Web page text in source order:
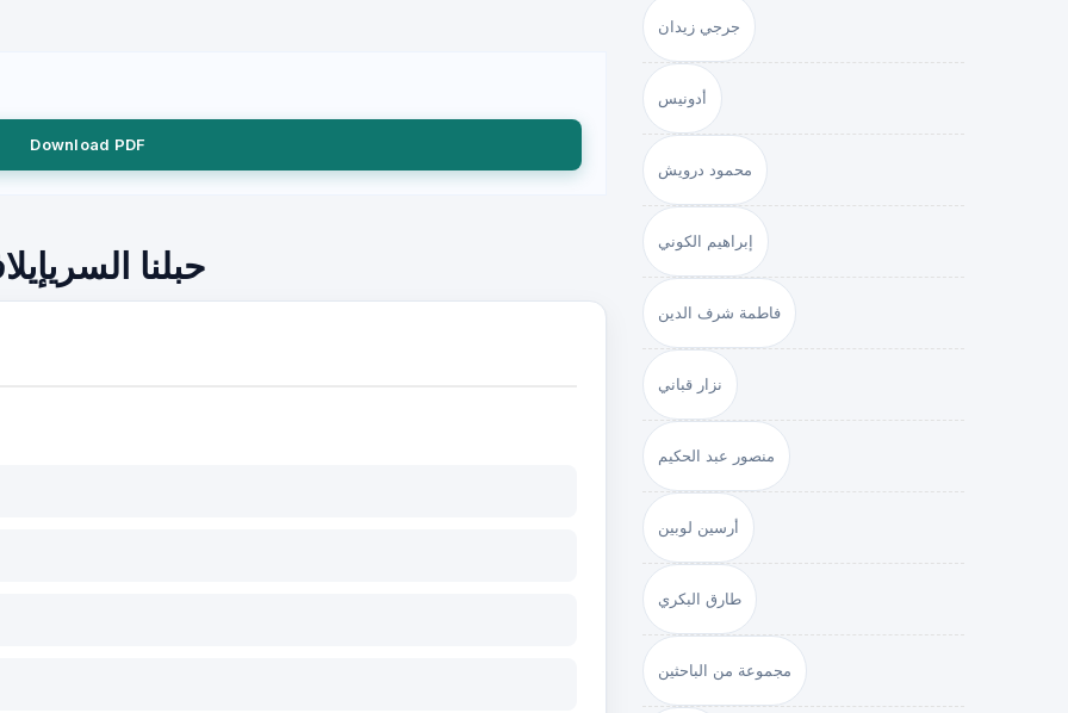
Download PDF
حبلنا
جرجي زيدان
أدونيس
محمود درويش
إبراهيم الكوني
فاطمة شرف الدين
نزار قباني
منصور عبد الحكيم
أرسين لوبين
طارق البكري
مجموعة من الباحثين